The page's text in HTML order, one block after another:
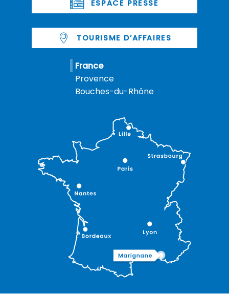
ESPACE PRESSE
TOURISME D’AFFAIRES
France
Provence
Bouches-du-Rhône